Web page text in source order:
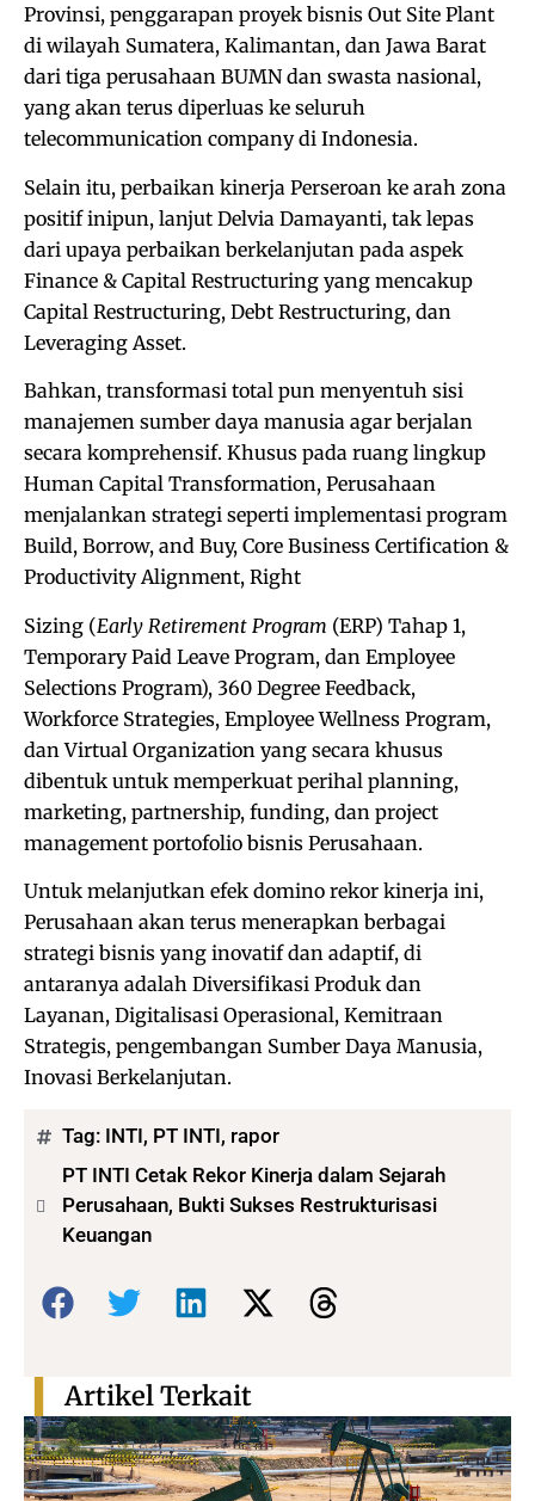
Provinsi, penggarapan proyek bisnis Out Site Plant
di wilayah Sumatera, Kalimantan, dan Jawa Barat
dari tiga perusahaan BUMN dan swasta nasional,
yang akan terus diperluas ke seluruh
telecommunication company di Indonesia.
Selain itu, perbaikan kinerja Perseroan ke arah zona
positif inipun, lanjut Delvia Damayanti, tak lepas
dari upaya perbaikan berkelanjutan pada aspek
Finance & Capital Restructuring yang mencakup
Capital Restructuring, Debt Restructuring, dan
Leveraging Asset.
Bahkan, transformasi total pun menyentuh sisi
manajemen sumber daya manusia agar berjalan
secara komprehensif. Khusus pada ruang lingkup
Human Capital Transformation, Perusahaan
menjalankan strategi seperti implementasi program
Build, Borrow, and Buy, Core Business Certification &
Productivity Alignment, Right
Sizing (Early Retirement Program (ERP) Tahap 1,
Temporary Paid Leave Program, dan Employee
Selections Program), 360 Degree Feedback,
Workforce Strategies, Employee Wellness Program,
dan Virtual Organization yang secara khusus
dibentuk untuk memperkuat perihal planning,
marketing, partnership, funding, dan project
management portofolio bisnis Perusahaan.
Untuk melanjutkan efek domino rekor kinerja ini,
Perusahaan akan terus menerapkan berbagai
strategi bisnis yang inovatif dan adaptif, di
antaranya adalah Diversifikasi Produk dan
Layanan, Digitalisasi Operasional, Kemitraan
Strategis, pengembangan Sumber Daya Manusia,
Inovasi Berkelanjutan.
Tag: INTI, PT INTI, rapor
PT INTI Cetak Rekor Kinerja dalam Sejarah
Perusahaan, Bukti Sukses Restrukturisasi
Keuangan
Bagikan:
Artikel Terkait